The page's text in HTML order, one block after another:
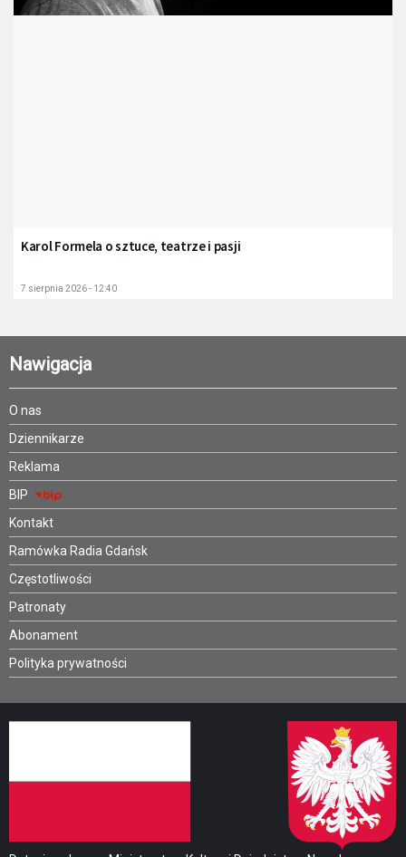
Karol Formela o sztuce, teatrze i pasji
7 sierpnia 2026 - 12:40
Nawigacja
O nas
Dziennikarze
Reklama
BIP
Kontakt
Ramówka Radia Gdańsk
Częstotliwości
Patronaty
Abonament
Polityka prywatności